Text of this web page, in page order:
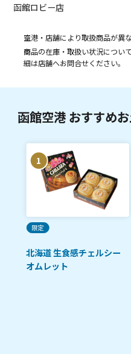
函館ロビー店
空港・店舗により取扱商品が異な
商品の在庫・取扱い状況につい
細は店舗へお問合せください。
函館空港 おすすめ
1
限定
北海道 生食感チェルシー
オムレット